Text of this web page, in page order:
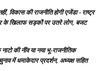
विकास की राजनीति होगी एजेंडा - राष्ट्र
के खिलाफ सड़कों पर उतरे लोग, बजट
की नींव या नया भू-राजनीतिक
में धमाकेदार प्रदर्शन, अध्यक्ष सहित